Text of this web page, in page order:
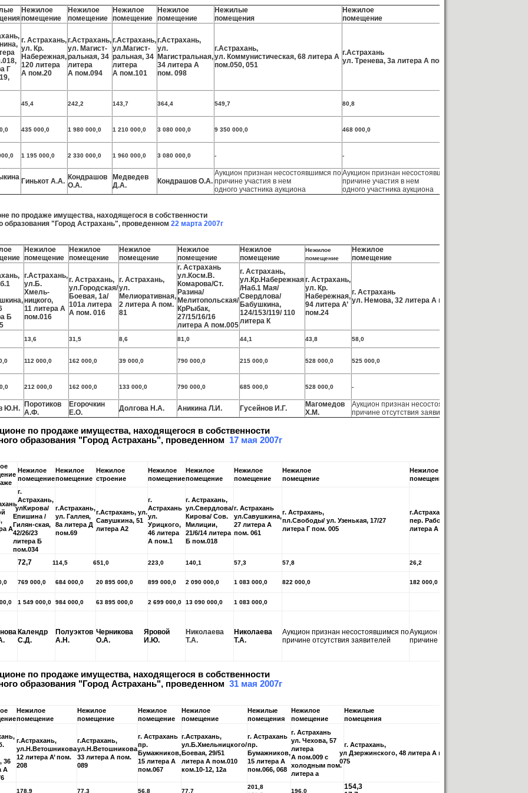
Нежилое
помещение
Нежилое
помещение
Нежилое
помещение
Нежилое
помещение
Нежилые
помещения
Нежилое
помещение
Г
г. Астрахань,
ул. Кр.
Набережная,
120 литера
А пом.20
г.Астрахань,
ул. Магист-
ральная, 34
литера
А пом.094
г.Астрахань,
ул.Магист-
ральная, 34
литера
А пом.101
г.Астрахань,
ул.
Магистральная,
34 литера А
пом. 098
г.Астрахань,
ул. Коммунистическая, 68 литера А
пом.050, 051
г.Астрахань
ул. Тренева, 3а литера А пом. 076
45,4 242,2 143,7 364,4 549,7 80,8
435 000,0 1 980 000,0 1 210 000,0 3 080 000,0 9 350 000,0 468 000,0
1 195 000,0 2 330 000,0 1 960 000,0 3 080 000,0 - -
Гинькот А.А. Кондрашов
О.А.
Медведев
Д.А.
Кондрашов О.А.
Аукцион признан несостоявшимся по
причине участия в нем
одного участника аукциона
Аукцион признан несостоявшимся по
причине участия в нем
одного участника аукциона
по продаже имущества, находящегося в собственности
образования "Город Астрахань", проведенном 22 марта 2007г
Нежилое
помещение
Нежилое
помещение
Нежилое
помещение
Нежилое
помещение
Нежилое
помещение
Нежилое
помещение
Нежилое
помещение
Б
г.Астрахань,
ул.Б.
Хмель-
ницкого,
11 литера А
пом.016
г. Астрахань,
ул.Городская/
Боевая, 1а/
101а литера
А пом. 016
г. Астрахань,
ул.
Мелиоративная,
2 литера А пом.
81
г. Астрахань
ул.Косм.В.
Комарова/Ст.
Разина/
Мелитопольская/
КрРыбак,
27/15/16/16
литера А пом.005
г. Астрахань,
ул.Кр.Набережная
/Наб.1 Мая/
Свердлова/
Бабушкина,
124/153/119/ 110
литера К
г. Астрахань,
ул. Кр.
Набережная,
94 литера А’
пом.24
г. Астрахань
ул. Немова, 32 литера А пом. 158
13,6 31,5 8,6 81,0 44,1 43,8 58,0
112 000,0 162 000,0 39 000,0 790 000,0 215 000,0 528 000,0 525 000,0
212 000,0 162 000,0 133 000,0 790 000,0 685 000,0 528 000,0 -
Ю.Н.
Поротиков
А.Ф.
Егорочкин
Е.О.
Долгова Н.А. Аникина Л.И. Гусейнов И.Г.
Магомедов
Х.М.
Аукцион признан несостоявшимся по
причине отсутствия заявителей
по продаже имущества, находящегося в собственности
образования "Город Астрахань", проведенном 17 мая 2007г
Нежилое
помещение
Нежилое
помещение
Нежилое
строение
Нежилое
помещение
Нежилое
помещение
Нежилое
помещение
Нежилое
помещение
Нежилое
помещение
А
г.
Астрахань,
улКирова/
Епишина /
Гилян-ская,
42/26/23
литера Б
пом.034
г.Астрахань,
ул. Галлея,
8а литера Д
пом.69
г.Астрахань, ул.
Савушкина, 51
литера А2
г.
Астрахань
ул.
Урицкого,
46 литера
А пом.1
г. Астрахань,
ул.Свердлова/
Кирова/ Сов.
Милиции,
21/6/14 литера
Б пом.018
г. Астрахань
ул.Савушкина,
27 литера А
пом. 061
г. Астрахань,
пл.Свободы/ ул. Узенькая, 17/27
литера Г пом. 005
г.Астрахань,
пер. Рабочий/ ул. Крупской, 1/36
литера А пом.001
72,7 114,5 651,0 223,0 140,1 57,3 57,8 26,2
769 000,0 684 000,0 20 895 000,0 899 000,0 2 090 000,0 1 083 000,0 822 000,0 182 000,0
1 549 000,0 984 000,0 63 895 000,0 2 699 000,0 13 090 000,0 1 083 000,0
Календр
С.Д.
Полуэктов
А.Н.
Черникова
О.А.
Яровой
И.Ю.
Николаева
Т.А.
Николаева
Т.А.
Аукцион признан несостоявшимся по
причине отсутствия заявителей
Аукцион признан несостоявшимся
причине отсутствия заявителей
по продаже имущества, находящегося в собственности
образования "Город Астрахань", проведенном 31 мая 2007г
Нежилое
помещение
Нежилое
помещение
Нежилое
помещение
Нежилое
помещение
Нежилые
помещения
Нежилое
помещение
Нежилые
помещения
36
А
г.Астрахань,
ул.Н.Ветошникова
12 литера А’ пом.
208
г.Астрахань,
ул.Н.Ветошникова
33 литера А пом.
089
г. Астрахань
пр.
Бумажников,
15 литера А
пом.067
г.Астрахань,
ул.Б.Хмельницкого/
Боевая, 29/51
литера А пом.010
ком.10-12, 12а
г. Астрахань
пр.
Бумажников,
15 литера А
пом.066, 068
г. Астрахань
ул. Чехова, 57
литера
А пом.009 с
холодным пом.
литера а
г. Астрахань,
ул Дзержинского, 48 литера А пом. 074,
075
178,9 77,3 56,8 77,7
201,8
196,0
154,3